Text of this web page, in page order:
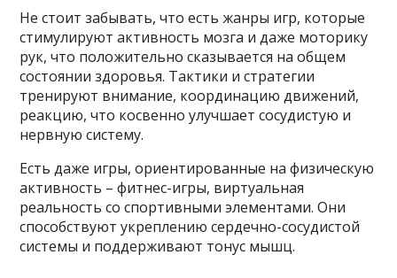
Не стоит забывать, что есть жанры игр, которые
стимулируют активность мозга и даже моторику
рук, что положительно сказывается на общем
состоянии здоровья. Тактики и стратегии
тренируют внимание, координацию движений,
реакцию, что косвенно улучшает сосудистую и
нервную систему.
Есть даже игры, ориентированные на физическую
активность – фитнес-игры, виртуальная
реальность со спортивными элементами. Они
способствуют укреплению сердечно-сосудистой
системы и поддерживают тонус мышц.